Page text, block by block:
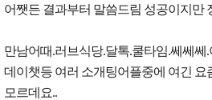
어쨋든 결과부터 말씀드림 성공이지만
만남어때.러브식당.달톡.쿨타임.쎄쎄쎄.
데이챗등 여러 소개팅어플중에 여긴 요
모르데요..